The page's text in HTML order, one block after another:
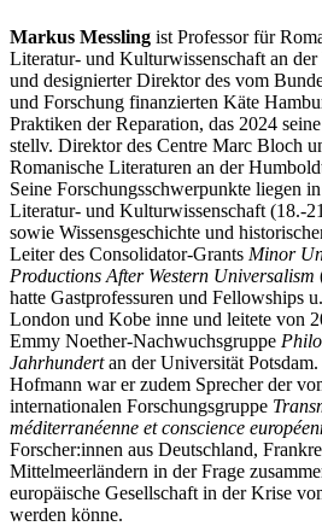
Markus Messling ist Professor für
Literatur- und Kulturwissenschaft an der
und designierter Direktor des vom
und Forschung finanzierten Käte
Praktiken der Reparation, das 2024
stellv. Direktor des Centre Marc Bloch
Romanische Literaturen an der
Seine Forschungsschwerpunkte liegen
Literatur- und Kulturwissenschaft (18.-
sowie Wissensgeschichte und
Leiter des Consolidator-Grants Minor
Productions After Western Universalism
hatte Gastprofessuren und Fellowships
London und Kobe inne und leitete von
Emmy Noether-Nachwuchsgruppe
Jahrhundertan der Universität
Hofmann war er zudem Sprecher der
internationalen Forschungsgruppe
méditerranéenne et conscience
Forscher:innen aus Deutschland,
Mittelmeerländern in der Frage
europäische Gesellschaft in der Krise
werden könne.